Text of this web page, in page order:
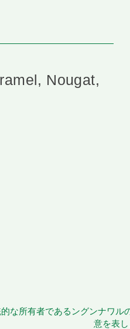
Nougat,
な所有者であるングンナワ
意を表し